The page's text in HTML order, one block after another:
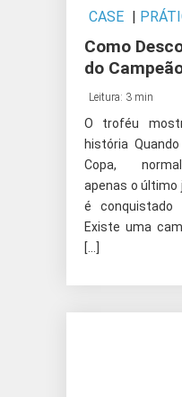
CASE |
Como
do
Leitura: 3 min
O troféu
história
Copa,
apenas o último
é conquistado
Existe uma
[…]